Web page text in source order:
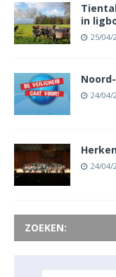
in
25/04/
24/04/
24/04/
ZOEKEN: